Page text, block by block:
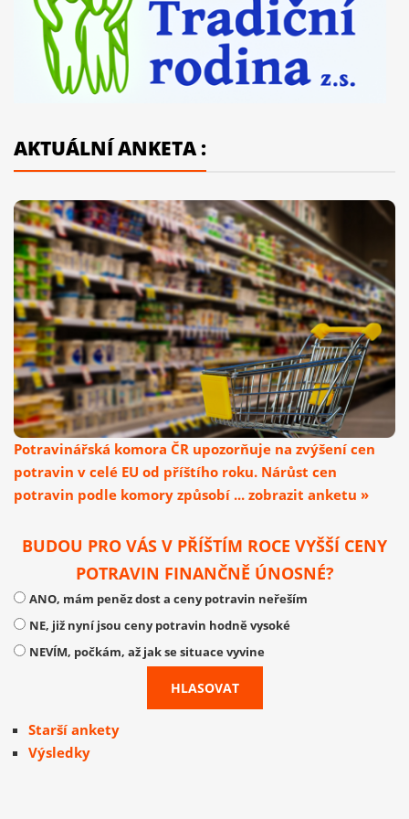
AKTUÁLNÍ ANKETA :
Potravinářská komora ČR upozorňuje na zvýšení cen
potravin v celé EU od příštího roku. Nárůst cen
potravin podle komory způsobí ... zobrazit anketu »
BUDOU PRO VÁS V PŘÍŠTÍM ROCE VYŠŠÍ CENY
POTRAVIN FINANČNĚ ÚNOSNÉ?
ANO, mám peněz dost a ceny potravin neřeším
NE, již nyní jsou ceny potravin hodně vysoké
NEVÍM, počkám, až jak se situace vyvine
Starší ankety
Výsledky